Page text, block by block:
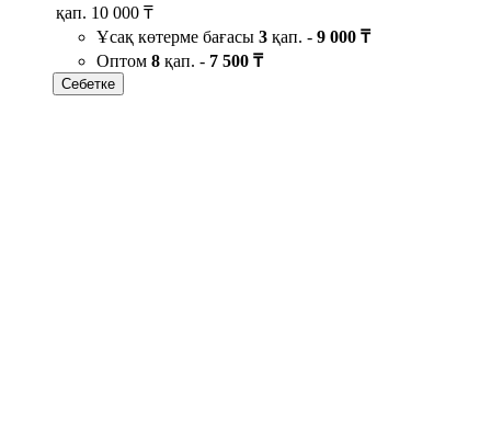
қап. 10 000 ₸
Ұсақ көтерме бағасы 3 қап. - 9 000 ₸
Оптом 8 қап. - 7 500 ₸
Себетке